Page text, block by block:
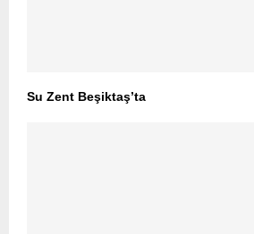
Su Zent Beşiktaş’ta